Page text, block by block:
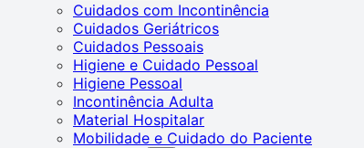
Cuidados com Incontinência
Cuidados Geriátricos
Cuidados Pessoais
Higiene e Cuidado Pessoal
Higiene Pessoal
Incontinência Adulta
Material Hospitalar
Mobilidade e Cuidado do Paciente